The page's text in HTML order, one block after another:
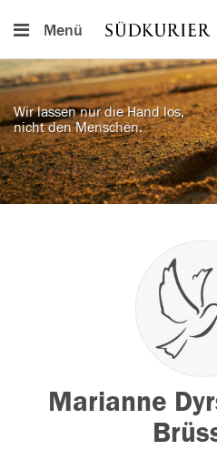
Menü
Wir lassen nur die Hand los,
nicht den Menschen.
Marianne